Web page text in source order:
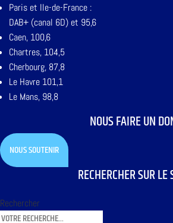
Paris et Ile-de-France :
DAB+ (canal 6D) et 95,6
Caen, 100,6
Chartres, 104,5
Cherbourg, 87,8
Le Havre 101,1
Le Mans, 98,8
NOUS FAIRE UN
NOUS SOUTENIR
RECHERCHER SUR LE
Rechercher